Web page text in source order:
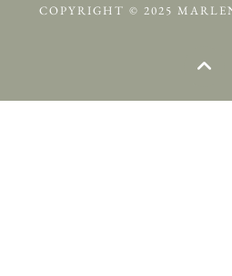
COPYRIGHT © 2025